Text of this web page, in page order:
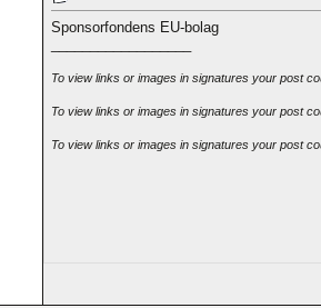
Sponsorfondens EU-bolag
To view links or images in signatures your post
To view links or images in signatures your post
To view links or images in signatures your post